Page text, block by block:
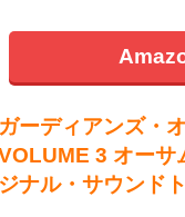
ガーディアンズ・
3 オーサ
ジナル・サウンド